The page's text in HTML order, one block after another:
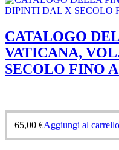
CATALOGO
VATICANA,
SECOLO FINO
65,00 €Aggiungi al carrello